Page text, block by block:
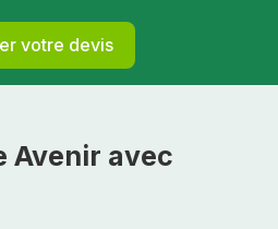
votre devis
Avenir avec